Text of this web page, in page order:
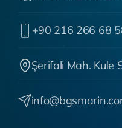
+90 216 266 68
Şerifali Mah. Kule